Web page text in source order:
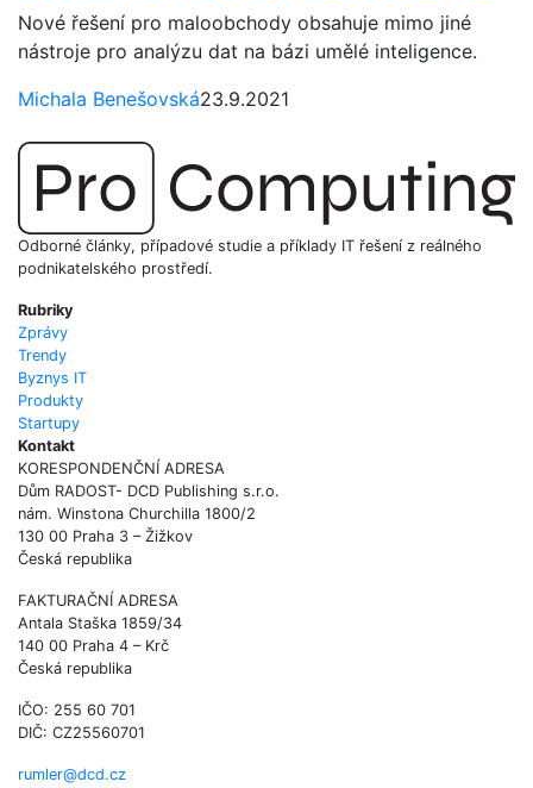
Nové řešení pro maloobchody obsahuje mimo jiné
nástroje pro analýzu dat na bázi umělé inteligence.
Michala Benešovská23.9.2021
Odborné články, případové studie a příklady IT řešení z reálného
podnikatelského prostředí.
Rubriky
Zprávy
Trendy
Byznys IT
Produkty
Startupy
Kontakt
KORESPONDENČNÍ ADRESA
Dům RADOST- DCD Publishing s.r.o.
nám. Winstona Churchilla 1800/2
130 00 Praha 3 – Žižkov
Česká republika
FAKTURAČNÍ ADRESA
Antala Staška 1859/34
140 00 Praha 4 – Krč
Česká republika
IČO: 255 60 701
DIČ: CZ25560701
rumler@dcd.cz